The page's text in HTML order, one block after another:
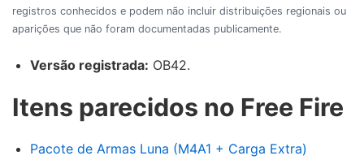
registros conhecidos e podem não incluir distribuições regionais ou
aparições que não foram documentadas publicamente.
Versão registrada: OB42.
Itens parecidos no Free Fire
Pacote de Armas Luna (M4A1 + Carga Extra)